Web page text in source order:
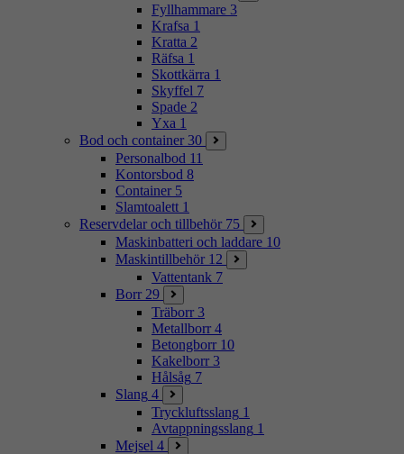
Fyllhammare 3
Krafsa 1
Kratta 2
Räfsa 1
Skottkärra 1
Skyffel 7
Spade 2
Yxa 1
Bod och container 30
Personalbod 11
Kontorsbod 8
Container 5
Slamtoalett 1
Reservdelar och tillbehör 75
Maskinbatteri och laddare 10
Maskintillbehör 12
Vattentank 7
Borr 29
Träborr 3
Metallborr 4
Betongborr 10
Kakelborr 3
Hålsåg 7
Slang 4
Tryckluftsslang 1
Avtappningsslang 1
Mejsel 4